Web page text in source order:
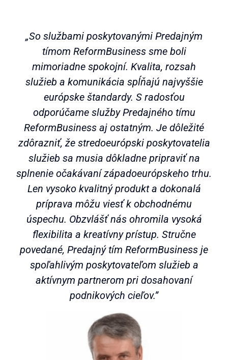
„So službami poskytovanými Predajným
tímom ReformBusiness sme boli
mimoriadne spokojní. Kvalita, rozsah
služieb a komunikácia spĺňajú najvyššie
európske štandardy. S radosťou
odporúčame služby Predajného tímu
ReformBusiness aj ostatným. Je dôležité
zdôrazniť, že stredoeurópski poskytovatelia
služieb sa musia dôkladne pripraviť na
splnenie očakávaní západoeurópskeho trhu.
Len vysoko kvalitný produkt a dokonalá
príprava môžu viesť k obchodnému
úspechu. Obzvlášť nás ohromila vysoká
flexibilita a kreatívny prístup. Stručne
povedané, Predajný tím ReformBusiness je
spoľahlivým poskytovateľom služieb a
aktívnym partnerom pri dosahovaní
podnikových cieľov.”